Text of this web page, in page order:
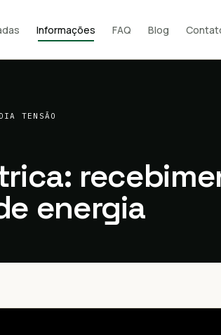
Informações FAQ Blog
TENSÃO
energia